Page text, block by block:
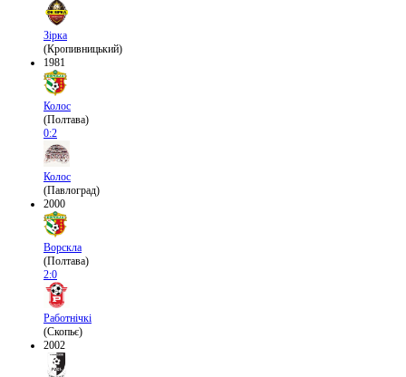
Зірка
(Кропивницький)
1981
Колос
(Полтава)
0:2
Колос
(Павлоград)
2000
Ворскла
(Полтава)
2:0
Работнічкі
(Скопьє)
2002